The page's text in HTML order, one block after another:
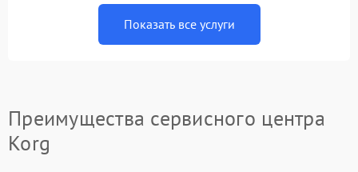
Показать все услуги
Преимущества сервисного центра
Korg